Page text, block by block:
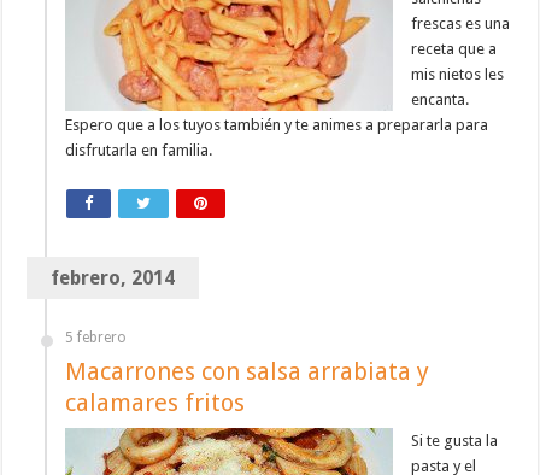
frescas es una
receta que a
mis nietos les
encanta.
Espero que a los tuyos también y te animes a prepararla para
disfrutarla en familia.
febrero, 2014
5 febrero
Macarrones con salsa arrabiata y
calamares fritos
Si te gusta la
pasta y el